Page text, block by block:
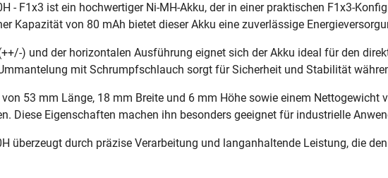
- F1x3 ist ein hochwertiger Ni-MH-Akku, der in einer praktischen F1x3-
Kapazität von 80 mAh bietet dieser Akku eine zuverlässige
) und der horizontalen Ausführung eignet sich der Akku ideal für den
mit Schrumpfschlauch sorgt für Sicherheit und Stabilität
53 mm Länge, 18 mm Breite und 6 mm Höhe sowie einem Nettogewicht
Diese Eigenschaften machen ihn besonders geeignet für industrielle
überzeugt durch präzise Verarbeitung und langanhaltende Leistung, die